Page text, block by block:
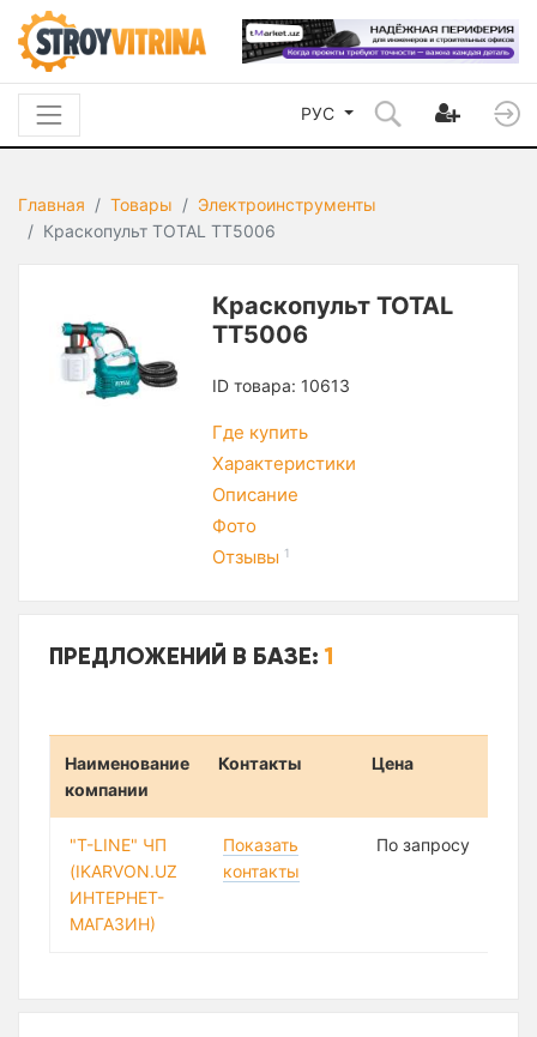
РУС
Главная Товары
Электроинструменты
Краскопульт TOTAL TT5006
Краскопульт TOTAL
TT5006
ID товара: 10613
Где купить
Характеристики
Описание
Фото
Отзывы 1
ПРЕДЛОЖЕНИЙ В БАЗЕ:1
Наименование
компании
Контакты Цена
"T-LINE" ЧП
(IKARVON.UZ
ИНТЕРНЕТ-
МАГАЗИН)
Показать
контакты
По запросу